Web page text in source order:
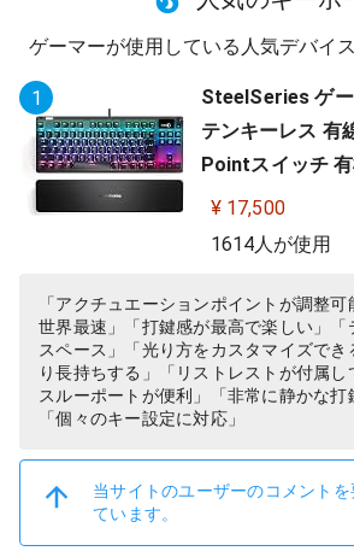
ゲーマーが使用している人気デバイ
1
SteelSeries ゲ
テンキーレス 有
Pointスイッチ
搭載 Apex Pro
¥ 17,500
1614人が使用
「アクチュエーションポイントが調整
世界最速」「打鍵感が最高で楽しい」「
スペース」「光り方をカスタマイズでき
り長持ちする」「リストレストが付属し
スルーポートが便利」「非常に静かな打
「個々のキー設定に対応」
当サイトのユーザーのコメント
ています。